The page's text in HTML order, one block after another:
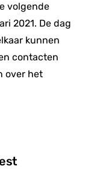
volgende
2021. De dag
kunnen
contacten
over het